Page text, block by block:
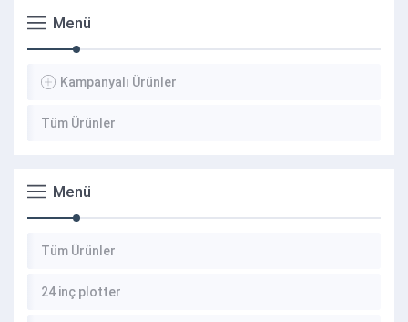
Menü
Kampanyalı Ürünler
Tüm Ürünler
Menü
Tüm Ürünler
24 inç plotter